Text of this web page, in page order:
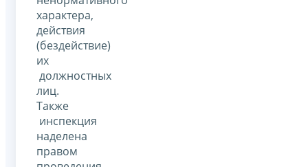
характера,
действия
(бездействие)
их
должностных
лиц.
Также
инспекция
наделена
правом